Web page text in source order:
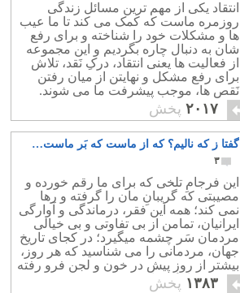
انتقاد یکی از مهم ترین مسائل زندگی
روزمره ماست که کمک می کند تا ما عیب
ها و مشکلات خود را شناخته و برای رفع
شان به دنبال چاره بگردیم و این مجموعه
از فعالیت ها یعنی انتقاد، درکِ نَقد، تلاش
برای رفع مشکل و نهایتن از میان رفتن
نَقص ها، موجب پیشرفت ما می شوند.
۲۰۱۷ پخش
گفتا ز که نالیم؟ که از ماست که بَر ماست…
۳
این فرجامِ تلخی که برای ما رقم خورده و
مصیبتی که گریبانِ مان را گرفته و رها
نمی کند؛ همه این فقر، درماندگی و آوارگی
ایرانیان، تمامن از بی تفاوتی و بی خیالی
مردمان سَر چشمه میگیرد؛ در کجای تاریخ
جهان، مردمانی را می شناسید که هر روز،
بیشتر از روزِ پیش در خون و لجن فرو رفته
و دَم بر نیاورده باشند؟
۱۳۸۳ پخش